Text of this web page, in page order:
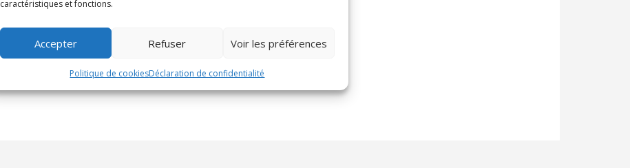
caractéristiques et fonctions.
Accepter Refuser Voir les préférences
Politique de cookiesDéclaration de confidentialité